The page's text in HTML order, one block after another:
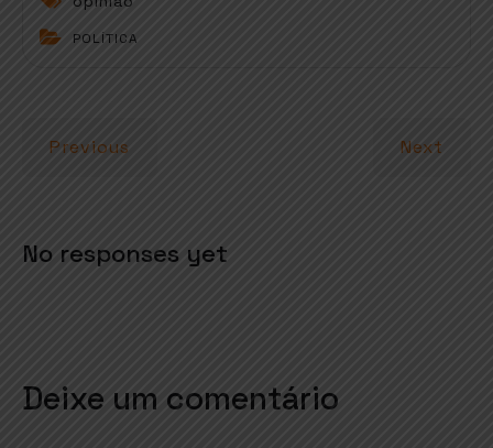
t
p
e
o
POLÍTICA
Previous Next
No responses yet
Deixe um comentário